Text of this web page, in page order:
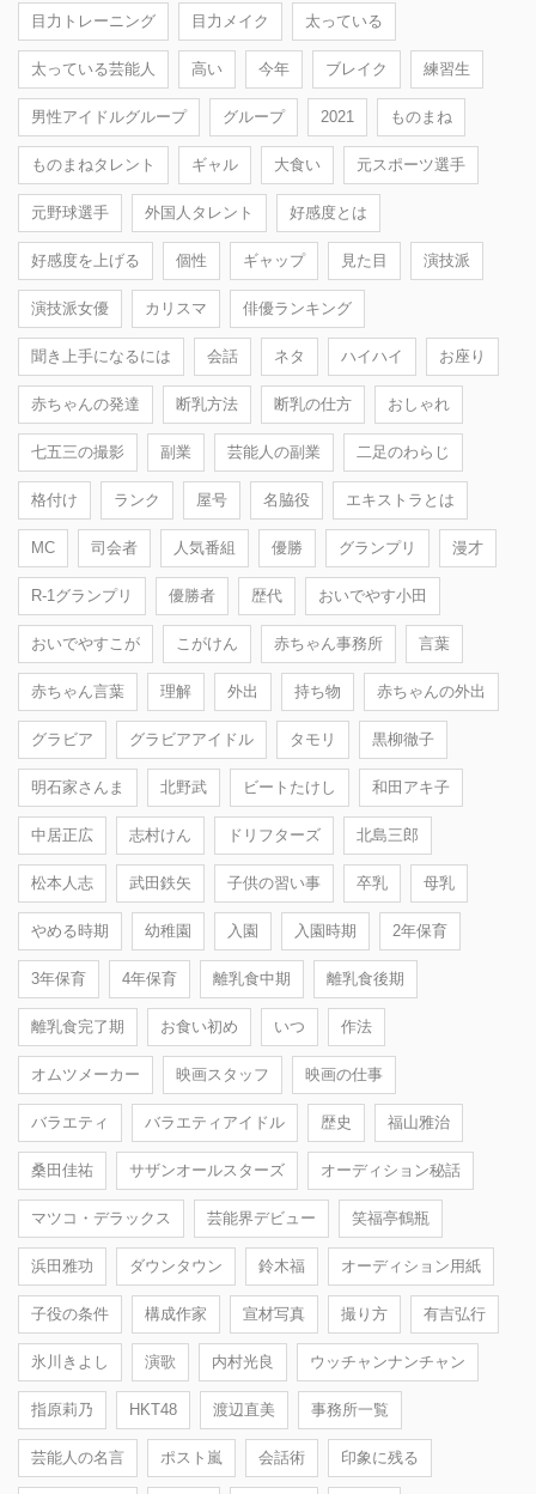
目力トレーニング 目力メイク 太っている
太っている芸能人 高い 今年 ブレイク 練習生
男性アイドルグループ グループ 2021 ものまね
ものまねタレント ギャル 大食い 元スポーツ選手
元野球選手 外国人タレント 好感度とは
好感度を上げる 個性 ギャップ 見た目 演技派
演技派女優 カリスマ 俳優ランキング
聞き上手になるには 会話 ネタ ハイハイ お座り
赤ちゃんの発達 断乳方法 断乳の仕方 おしゃれ
七五三の撮影 副業 芸能人の副業 二足のわらじ
格付け ランク 屋号 名脇役 エキストラとは
MC 司会者 人気番組 優勝 グランプリ 漫才
R-1グランプリ 優勝者 歴代 おいでやす小田
おいでやすこが こがけん 赤ちゃん事務所 言葉
赤ちゃん言葉 理解 外出 持ち物 赤ちゃんの外出
グラビア グラビアアイドル タモリ 黒柳徹子
明石家さんま 北野武 ビートたけし 和田アキ子
中居正広 志村けん ドリフターズ 北島三郎
松本人志 武田鉄矢 子供の習い事 卒乳 母乳
やめる時期 幼稚園 入園 入園時期 2年保育
3年保育 4年保育 離乳食中期 離乳食後期
離乳食完了期 お食い初め いつ 作法
オムツメーカー 映画スタッフ 映画の仕事
バラエティ バラエティアイドル 歴史 福山雅治
桑田佳祐 サザンオールスターズ オーディション秘話
マツコ・デラックス 芸能界デビュー 笑福亭鶴瓶
浜田雅功 ダウンタウン 鈴木福 オーディション用紙
子役の条件 構成作家 宣材写真 撮り方 有吉弘行
氷川きよし 演歌 内村光良 ウッチャンナンチャン
指原莉乃 HKT48 渡辺直美 事務所一覧
芸能人の名言 ポスト嵐 会話術 印象に残る